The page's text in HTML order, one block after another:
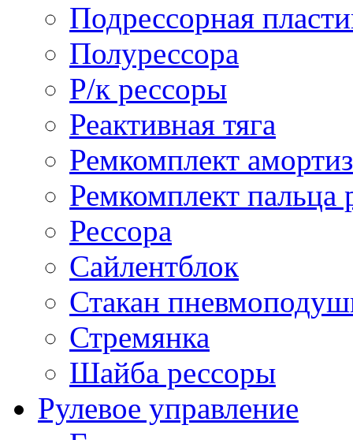
Подрессорная
Полурессора
Р/к рессоры
Реактивная тяга
Ремкомплект
Ремкомплект пальца
Рессора
Сайлентблок
Стакан
Стремянка
Шайба рессоры
Рулевое управление